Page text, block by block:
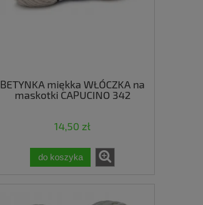
BETYNKA miękka WŁÓCZKA na
maskotki CAPUCINO 342
14,50 zł
do koszyka